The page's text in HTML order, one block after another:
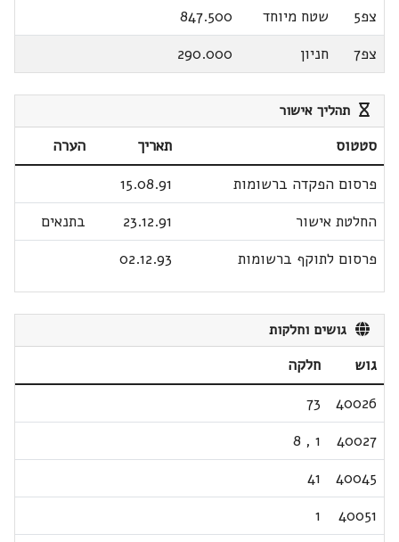
צפ5 שטח מיוחד
847.500
צפ7
חניון 290.000
תהליך אישור
סטטוס תאריך
הערה
פרסום הפקדה ברשומות
15.08.91
החלטת אישור
23.12.91
בתנאים
פרסום לתוקף ברשומות
02.12.93
גושים וחלקות
גוש
חלקה
40026
73
40027
1
,
8
40045
41
40051
1